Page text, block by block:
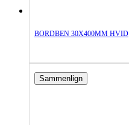
BORDBEN 30X400MM HVID
Sammenlign